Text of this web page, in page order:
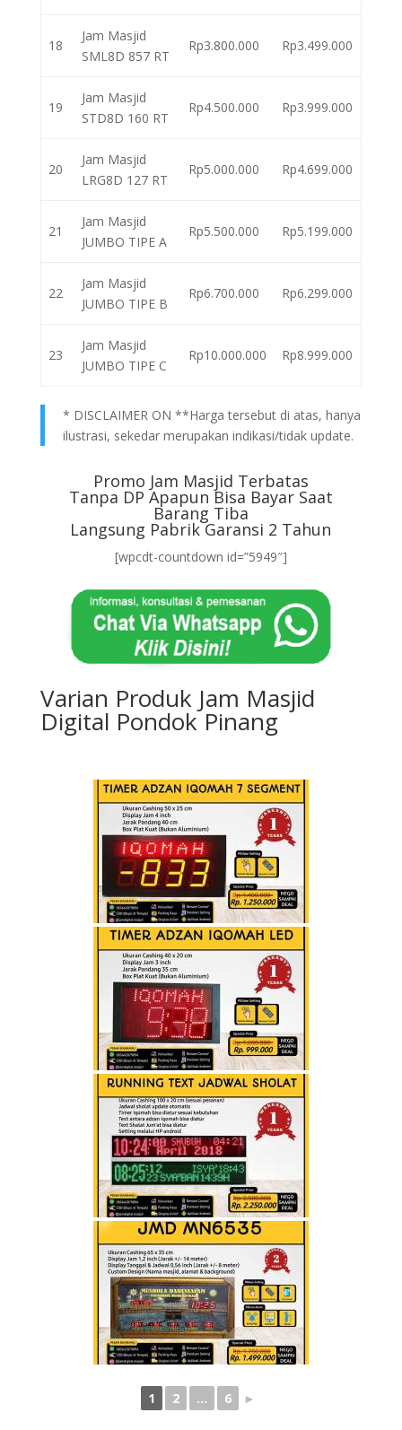
18
Jam Masjid
SML8D 857 RT
Rp3.800.000 Rp3.499.000
19
Jam Masjid
STD8D 160 RT
Rp4.500.000 Rp3.999.000
20
Jam Masjid
LRG8D 127 RT
Rp5.000.000 Rp4.699.000
21
Jam Masjid
JUMBO TIPE A
Rp5.500.000 Rp5.199.000
22
Jam Masjid
JUMBO TIPE B
Rp6.700.000 Rp6.299.000
23
Jam Masjid
JUMBO TIPE C
Rp10.000.000 Rp8.999.000
* DISCLAIMER ON **Harga tersebut di atas, hanya
ilustrasi, sekedar merupakan indikasi/tidak update.
Promo Jam Masjid Terbatas
Tanpa DP Apapun Bisa Bayar Saat
Barang Tiba
Langsung Pabrik Garansi 2 Tahun
[wpcdt-countdown id=”5949″]
Varian Produk Jam Masjid
Digital Pondok Pinang
1 2 ... 6 ►